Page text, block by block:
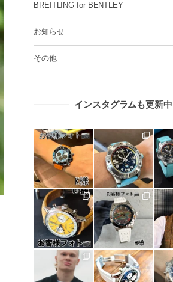
BREITLING for BENTLEY
お知らせ
その他
インスタグラムも更新中